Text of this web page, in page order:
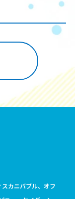
カニバブル、オフ